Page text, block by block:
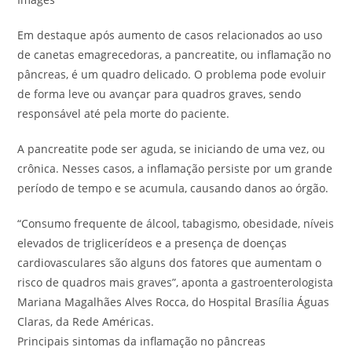
Em destaque após aumento de casos relacionados ao uso
de canetas emagrecedoras, a pancreatite, ou inflamação no
pâncreas, é um quadro delicado. O problema pode evoluir
de forma leve ou avançar para quadros graves, sendo
responsável até pela morte do paciente.
A pancreatite pode ser aguda, se iniciando de uma vez, ou
crônica. Nesses casos, a inflamação persiste por um grande
período de tempo e se acumula, causando danos ao órgão.
“Consumo frequente de álcool, tabagismo, obesidade, níveis
elevados de triglicerídeos e a presença de doenças
cardiovasculares são alguns dos fatores que aumentam o
risco de quadros mais graves”, aponta a gastroenterologista
Mariana Magalhães Alves Rocca, do Hospital Brasília Águas
Claras, da Rede Américas.
Principais sintomas da inflamação no pâncreas